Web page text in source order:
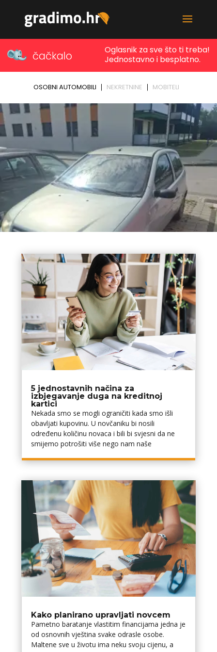
5 jednostavnih načina za
izbjegavanje duga na kreditnoj
kartici
Nekada smo se mogli ograničiti kada smo išli
obavljati kupovinu. U novčaniku bi nosili
određenu količinu novaca i bili bi svjesni da ne
smijemo potrošiti više nego nam naše
Kako planirano upravljati novcem
Pametno baratanje vlastitim financijama jedna je
od osnovnih vještina svake odrasle osobe.
Maltene sve u životu ima neku svoju cijenu, a